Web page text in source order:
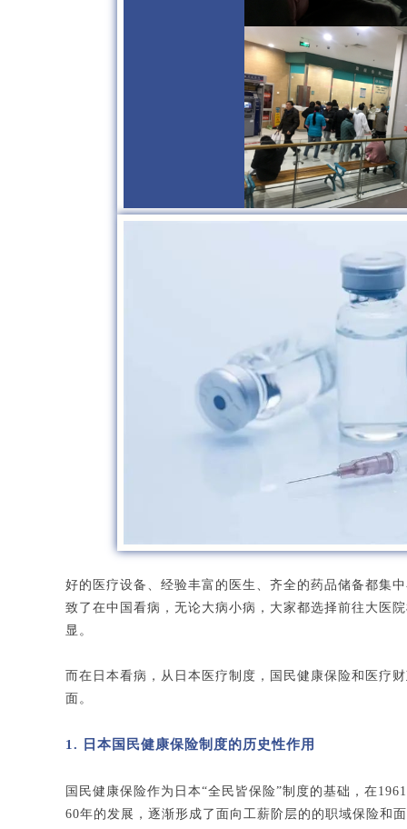
好的医疗设备、经验丰富的医生、齐全的药品储备都集
致了在中国看病，无论大病小病，大家都选择前往大医
显。
而在日本看病，从日本医疗制度，国民健康保险和医疗
面。
1. 日本国民健康保险制度的历史性作用
国民健康保险作为日本“全民皆保险”制度的基础，在
60年的发展，逐渐形成了面向工薪阶层的的职域保险和